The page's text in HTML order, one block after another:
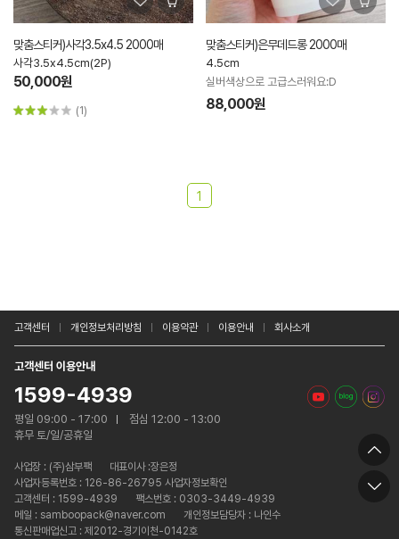
맞춤스티커)사각3.5x4.5 2000매
사각3.5x4.5cm(2P)
50,000원
(1)
맞춤스티커)은무데드롱 2000매
4.5cm
실버색상으로 고급스러워요:D
88,000원
1
고객센터 개인정보처리방침 이용약관 이용안내 회사소개
고객센터 이용안내
1599-4939
평일 09:00 - 17:00
점심 12:00 - 13:00
휴무 토/일/공휴일
사업장 : (주)삼부팩
대표이사 :장은정
사업자등록번호 : 126-86-26795 사업자정보확인
고객센터 : 1599-4939
팩스번호 : 0303-3449-4939
메일 : samboopack@naver.com
개인정보담당자 : 나인수
통신판매업신고 : 제2012-경기이천-0142호